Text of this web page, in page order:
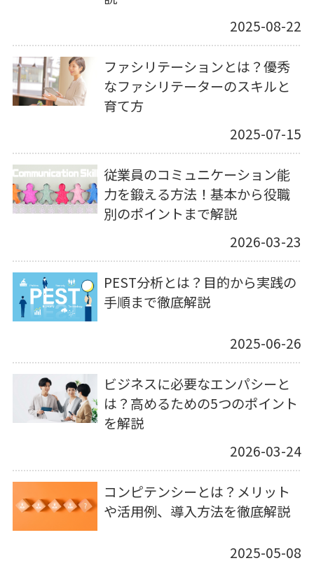
2025-08-22
ファシリテーションとは？優秀
なファシリテーターのスキルと
育て方
2025-07-15
従業員のコミュニケーション能
力を鍛える方法！基本から役職
別のポイントまで解説
2026-03-23
PEST分析とは？目的から実践の
手順まで徹底解説
2025-06-26
ビジネスに必要なエンパシーと
は？高めるための5つのポイント
を解説
2026-03-24
コンピテンシーとは？メリット
や活用例、導入方法を徹底解説
2025-05-08